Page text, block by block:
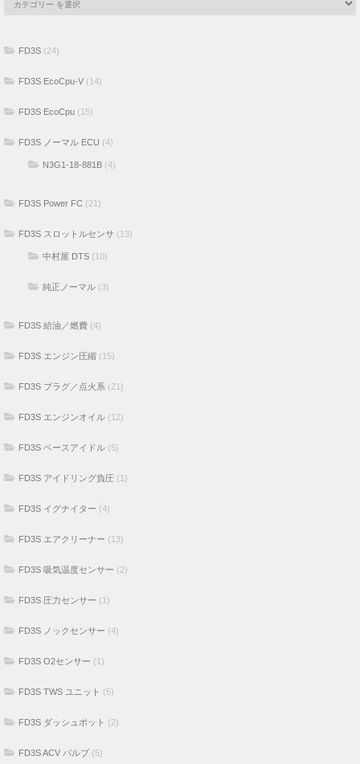
FD3S (24)
FD3S EcoCpu-V (14)
FD3S EcoCpu (15)
FD3S ノーマル ECU (4)
N3G1-18-881B (4)
FD3S Power FC (21)
FD3S スロットルセンサ (13)
中村屋 DTS (10)
純正ノーマル (3)
FD3S 給油／燃費 (4)
FD3S エンジン圧縮 (15)
FD3S プラグ／点火系 (21)
FD3S エンジンオイル (12)
FD3S ベースアイドル (5)
FD3S アイドリング負圧 (1)
FD3S イグナイター (4)
FD3S エアクリーナー (13)
FD3S 吸気温度センサー (2)
FD3S 圧力センサー (1)
FD3S ノックセンサー (4)
FD3S O2センサー (1)
FD3S TWS ユニット (5)
FD3S ダッシュポット (2)
FD3S ACV バルブ (5)